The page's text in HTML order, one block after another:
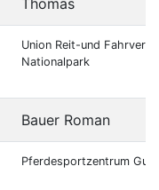
Thomas
Union Reit-und
Nationalpark
Bauer Roman
Pferdesportzentrum Gut